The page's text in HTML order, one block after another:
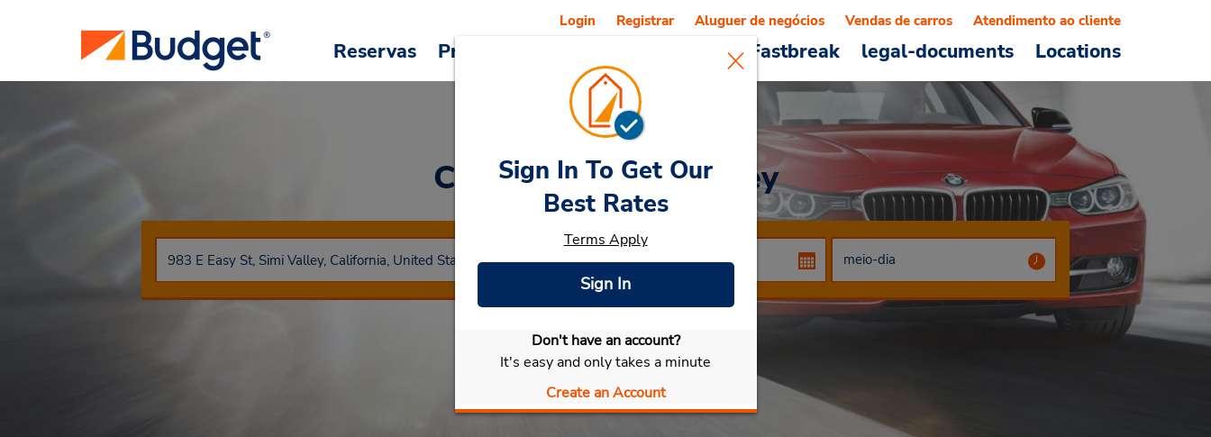
Reservas Promoções Veículos e serviços Fastbreak legal-documents Locations
Login Registrar Aluguer de negócios Vendas de carros Atendimento ao cliente
Car RentalSimi Valley
Selecionar meu carro
Sign In To Get Our
Best Rates
Terms Apply
Sign In
Don't have an account?
It's easy and only takes a minute
Create an Account